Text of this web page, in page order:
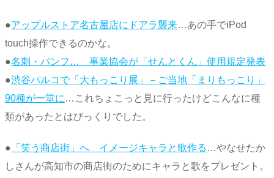
●アップルストア名古屋店にドアラ襲来…あの手でiPod
touch操作できるのかな。
●名刺・パンフ… 事業協会が「せんとくん」使用規定発表
●渋谷パルコで「大もっこり展」－ご当地「まりもっこり」
90種が一堂に …これちょこっと見に行ったけどこんなに種
類があったとはびっくりでした。
● 「笑う商店街」へ イメージキャラと歌作る …やなせたか
しさんが高知市の商店街のためにキャラと歌をプレゼント。